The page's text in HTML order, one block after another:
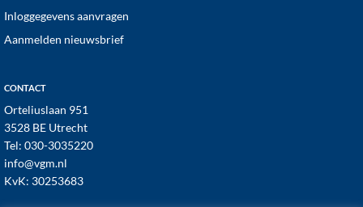
Inloggegevens aanvragen
Aanmelden nieuwsbrief
CONTACT
Orteliuslaan 951
3528 BE Utrecht
Tel: 030-3035220
info@vgm.nl
KvK: 30253683